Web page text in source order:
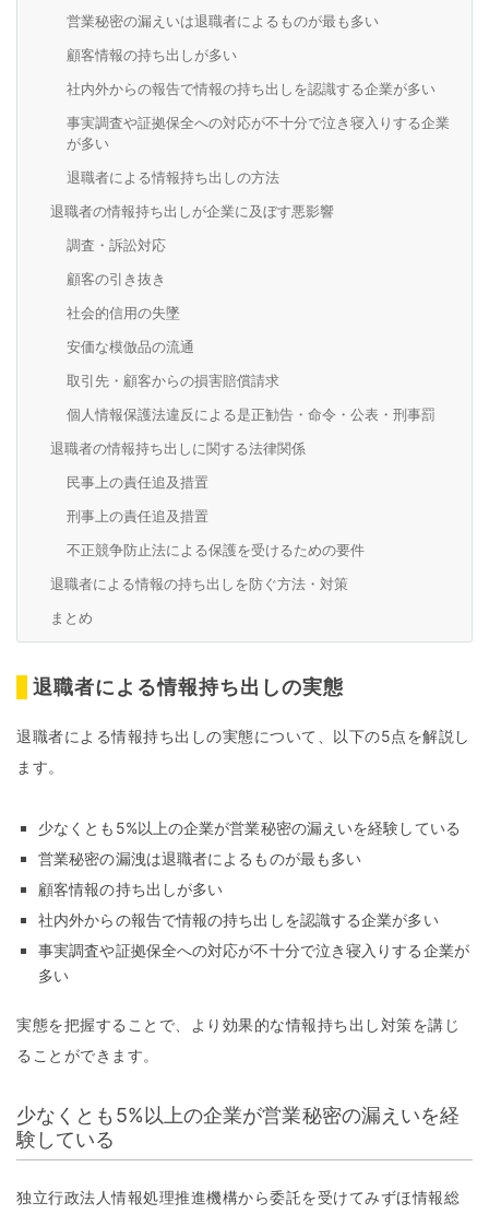
営業秘密の漏えいは退職者によるものが最も多い
顧客情報の持ち出しが多い
社内外からの報告で情報の持ち出しを認識する企業が多い
事実調査や証拠保全への対応が不十分で泣き寝入りする企業
が多い
退職者による情報持ち出しの方法
退職者の情報持ち出しが企業に及ぼす悪影響
調査・訴訟対応
顧客の引き抜き
社会的信用の失墜
安価な模倣品の流通
取引先・顧客からの損害賠償請求
個人情報保護法違反による是正勧告・命令・公表・刑事罰
退職者の情報持ち出しに関する法律関係
民事上の責任追及措置
刑事上の責任追及措置
不正競争防止法による保護を受けるための要件
退職者による情報の持ち出しを防ぐ方法・対策
まとめ
退職者による情報持ち出しの実態
退職者による情報持ち出しの実態について、以下の5点を解説し
ます。
少なくとも5%以上の企業が営業秘密の漏えいを経験している
営業秘密の漏洩は退職者によるものが最も多い
顧客情報の持ち出しが多い
社内外からの報告で情報の持ち出しを認識する企業が多い
事実調査や証拠保全への対応が不十分で泣き寝入りする企業が
多い
実態を把握することで、より効果的な情報持ち出し対策を講じ
ることができます。
少なくとも5%以上の企業が営業秘密の漏えいを経
験している
独立行政法人情報処理推進機構から委託を受けてみずほ情報総